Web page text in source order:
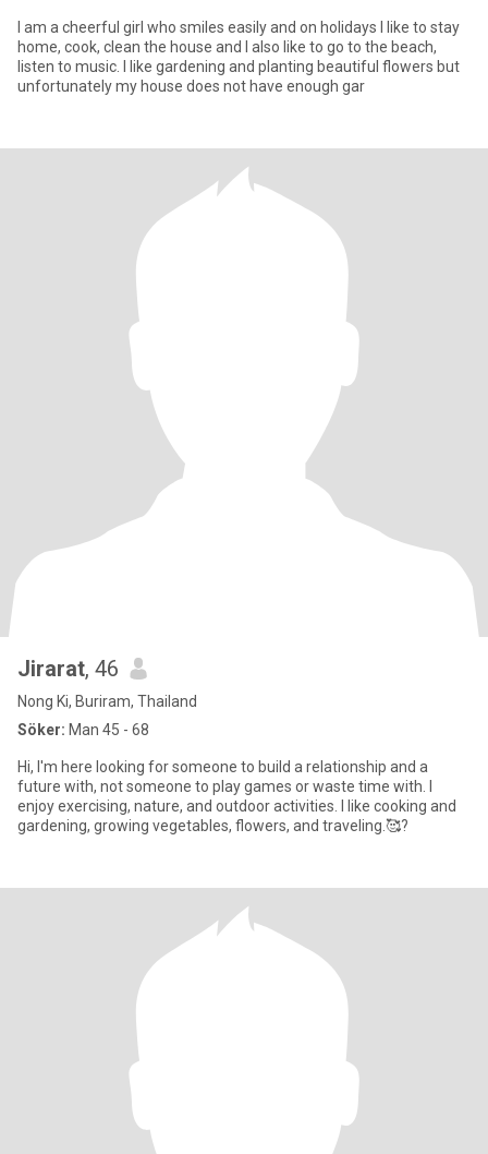
I am a cheerful girl who smiles easily and on holidays I like to stay
home, cook, clean the house and I also like to go to the beach,
listen to music. I like gardening and planting beautiful flowers but
unfortunately my house does not have enough gar
Jirarat, 46
Nong Ki, Buriram, Thailand
Söker: Man 45 - 68
Hi, I'm here looking for someone to build a relationship and a
future with, not someone to play games or waste time with. I
enjoy exercising, nature, and outdoor activities. I like cooking and
gardening, growing vegetables, flowers, and traveling.🥰?